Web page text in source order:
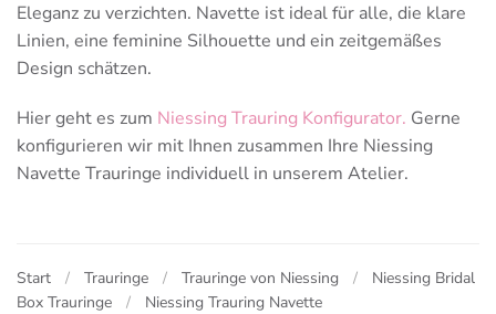
Eleganz zu verzichten. Navette ist ideal für alle, die klare
Linien, eine feminine Silhouette und ein zeitgemäßes
Design schätzen.
Hier geht es zum Niessing Trauring Konfigurator. Gerne
konfigurieren wir mit Ihnen zusammen Ihre Niessing
Navette Trauringe individuell in unserem Atelier.
Start Trauringe Trauringe von Niessing
Niessing Bridal
Box Trauringe
Niessing Trauring Navette